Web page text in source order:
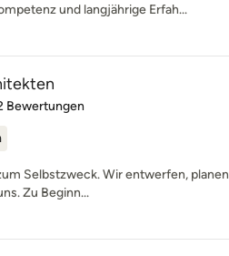
und langjährige Erfah...
4.9 von 5 Sternen
Bewertungen
Selbstzweck. Wir entwerfen, planen
Zu Beginn...